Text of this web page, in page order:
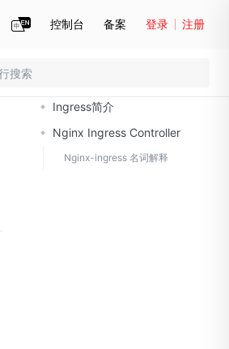
控制台 备案 登录 注册
Ingress简介
Nginx Ingress Controller
Nginx-ingress 名词解释